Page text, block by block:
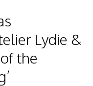
Lydie &
the